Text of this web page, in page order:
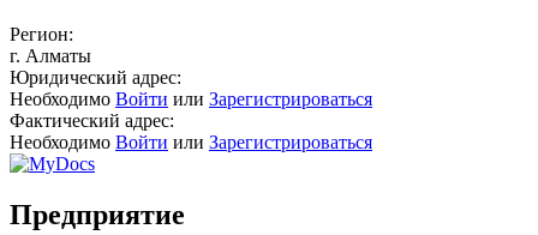
Регион:
г. Алматы
Юридический адрес:
Необходимо Войти или Зарегистрироваться
Фактический адрес:
Необходимо Войти или Зарегистрироваться
Предприятие